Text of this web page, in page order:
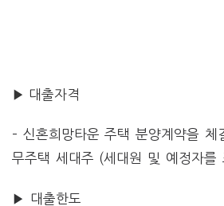
▶ 대출자격
– 신혼희망타운 주택 분양계약을 체
무주택 세대주 (세대원 및 예정자를
▶ 대출한도